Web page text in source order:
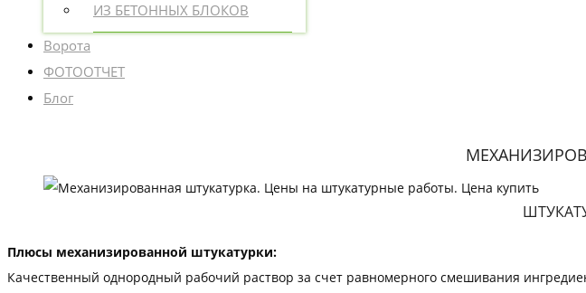
ИЗ БЕТОННЫХ БЛОКОВ
Ворота
ФОТООТЧЕТ
Блог
Плюсы механизированной штукатурки:
Качественный однородный рабочий раствор за счет равномерного смешивания